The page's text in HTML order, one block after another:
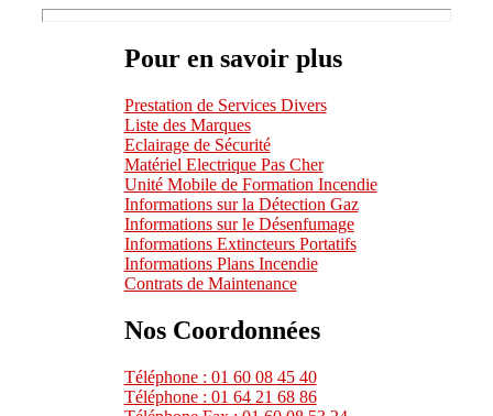
Pour en savoir plus
Prestation de Services Divers
Liste des Marques
Eclairage de Sécurité
Matériel Electrique Pas Cher
Unité Mobile de Formation Incendie
Informations sur la Détection Gaz
Informations sur le Désenfumage
Informations Extincteurs Portatifs
Informations Plans Incendie
Contrats de Maintenance
Nos Coordonnées
Téléphone : 01 60 08 45 40
Téléphone : 01 64 21 68 86